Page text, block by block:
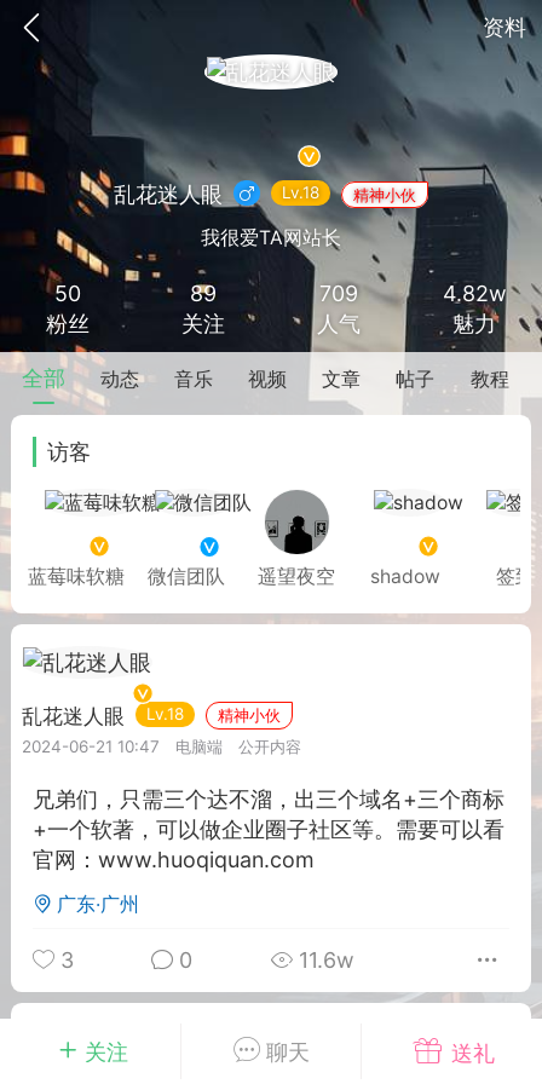
资料
的每个模块，几乎都可以后台设置 超级强大
任务 直播
宠物 匿名 摇钱树
关注 聊天 送礼
乱花迷人眼 Lv.18 精神小伙
我很爱TA网站长
50
粉丝
89
关注
709
人气
4.82w
魅力
全部 动态 音乐 视频 文章 帖子 教程
访客
蓝莓味软糖 微信团队 遥望夜空 shadow 签到
乱花迷人眼 Lv.18
精神小伙
2024-06-21 10:47
电脑端 公开内容
兄弟们，只需三个达不溜，出三个域名+三个商标
+一个软著，可以做企业圈子社区等。需要可以看
官网：www.huoqiquan.com
广东·广州
3 0 11.6w